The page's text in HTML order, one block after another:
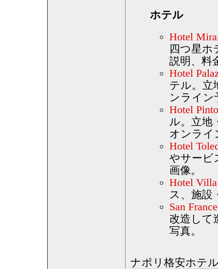
ホテル
Hotel
四つ星ホ
説明、料
Hotel
テル。立
ンライン
Hotel
ル。立地
オンライ
Hotel
やサービ
画像。
Hotel
ス、施設
San
改造して
写真。
ナポリ格安ホテ